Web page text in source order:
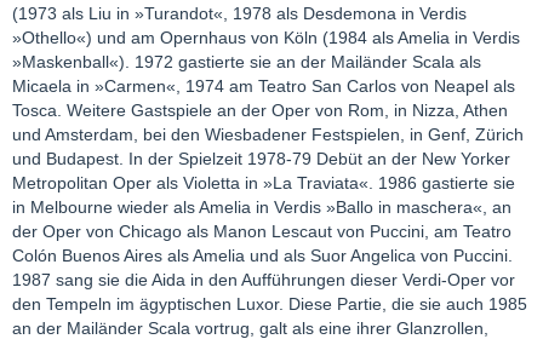
(1973 als Liu in »Turandot«, 1978 als Desdemona in Verdis
»Othello«) und am Opernhaus von Köln (1984 als Amelia in Verdis
»Maskenball«). 1972 gastierte sie an der Mailänder Scala als
Micaela in »Carmen«, 1974 am Teatro San Carlos von Neapel als
Tosca. Weitere Gastspiele an der Oper von Rom, in Nizza, Athen
und Amsterdam, bei den Wiesbadener Festspielen, in Genf, Zürich
und Budapest. In der Spielzeit 1978-79 Debüt an der New Yorker
Metropolitan Oper als Violetta in »La Traviata«. 1986 gastierte sie
in Melbourne wieder als Amelia in Verdis »Ballo in maschera«, an
der Oper von Chicago als Manon Lescaut von Puccini, am Teatro
Colón Buenos Aires als Amelia und als Suor Angelica von Puccini.
1987 sang sie die Aida in den Aufführungen dieser Verdi-Oper vor
den Tempeln im ägyptischen Luxor. Diese Partie, die sie auch 1985
an der Mailänder Scala vortrug, galt als eine ihrer Glanzrollen,